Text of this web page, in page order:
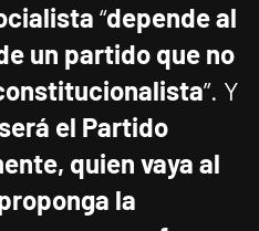
“depende al
un partido que no
”. Y
el Partido
quien vaya al
la